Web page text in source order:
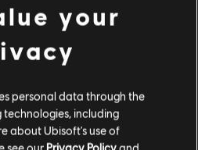
INCENTIVO R6
FIX
nossa equipe vem
para recompensar jogadores
your
personal data through the
including
about Ubisoft's use of